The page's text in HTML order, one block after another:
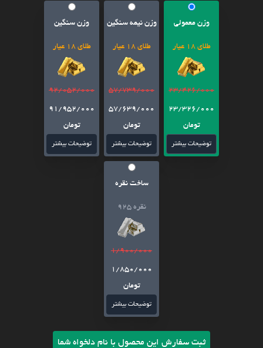
وزن معمولی
طلای 18 عیار
23/426/000
23/326/000
تومان
توضیحات بیشتر
وزن نیمه سنگین
طلای 18 عیار
57/739/000
57/639/000
تومان
توضیحات بیشتر
وزن سنگین
طلای 18 عیار
92/052/000
91/952/000
تومان
توضیحات بیشتر
ساخت نقره
نقره 925
1/900/000
1/850/000
تومان
توضیحات بیشتر
ثبت سفارش این محصول با نام دلخواه شما